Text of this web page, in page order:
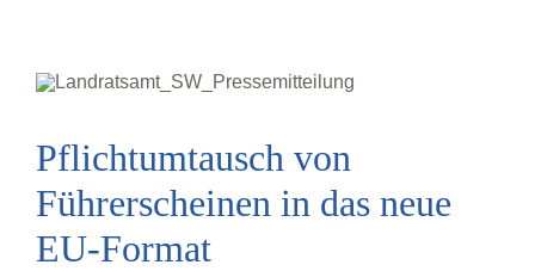
springen
Pflichtumtausch von
Führerscheinen in das neue
EU-Format